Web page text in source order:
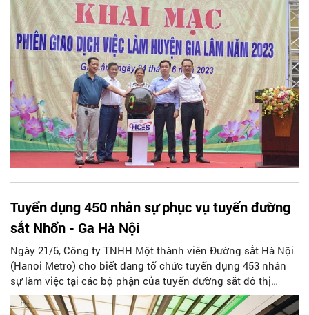
Tuyển dụng 450 nhân sự phục vụ tuyến đường
sắt Nhổn - Ga Hà Nội
Ngày 21/6, Công ty TNHH Một thành viên Đường sắt Hà Nội
(Hanoi Metro) cho biết đang tổ chức tuyển dụng 453 nhân
sự làm việc tại các bộ phận của tuyến đường sắt đô thị
Nhổn – ga Hà Nội.